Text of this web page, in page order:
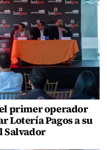
primer operador
Lotería Pagos a su
Salvador